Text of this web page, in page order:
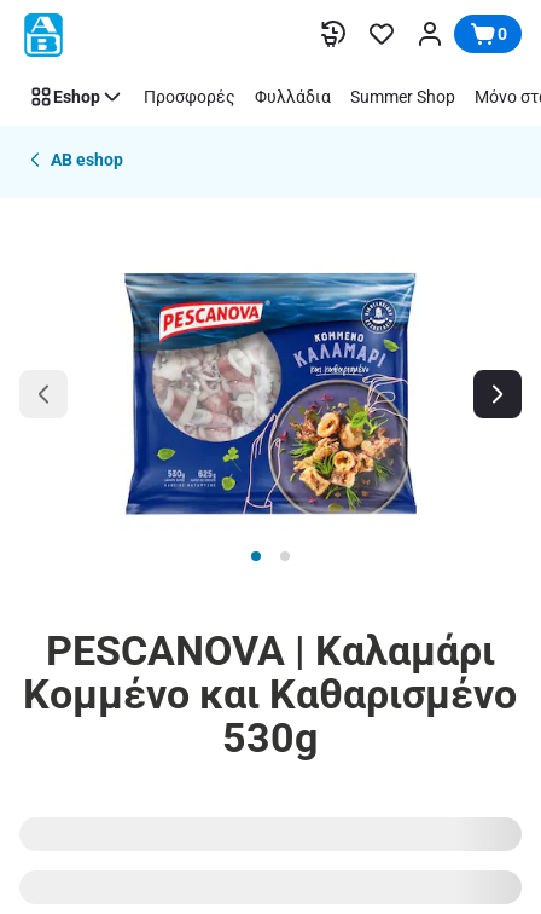
Παράλειψη 0
Eshop Προσφορές Φυλλάδια Summer Shop Μόνο
AB eshop
PESCANOVA | Καλαμάρι
Κομμένο και Καθαρισμένο
530g